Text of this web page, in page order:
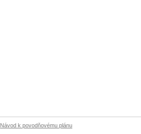
Návod k povodňovému plánu